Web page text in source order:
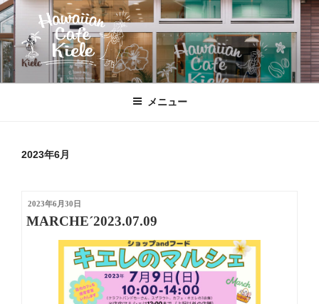
コ
ン
テ
ン
ツ
HAWAIIAN CAFE KIELE
北本駅東口、徒歩２分のハワイ!!
メニュー
2023年6月
投
稿
日:
2023年6月30日
MARCHE´2023.07.09